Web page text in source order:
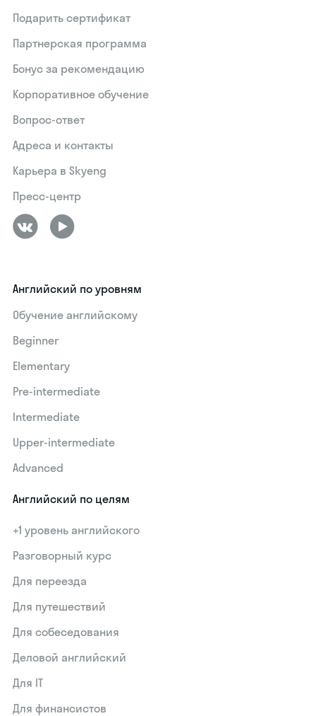
Подарить сертификат
Партнерская программа
Бонус за рекомендацию
Корпоративное обучение
Вопрос-ответ
Адреса и контакты
Карьера в Skyeng
Пресс-центр
Английский по уровням
Обучение английскому
Beginner
Elementary
Pre-intermediate
Intermediate
Upper-intermediate
Advanced
Английский по целям
+1 уровень английского
Разговорный курс
Для переезда
Для путешествий
Для собеседования
Деловой английский
Для IT
Для финансистов